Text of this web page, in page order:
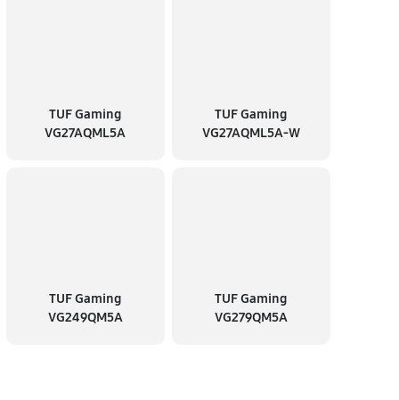
TUF Gaming
VG27AQML5A
TUF Gaming
VG27AQML5A-W
TUF Gaming
VG249QM5A
TUF Gaming
VG279QM5A